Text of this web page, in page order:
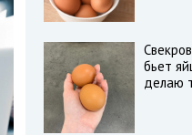
бьет
делаю